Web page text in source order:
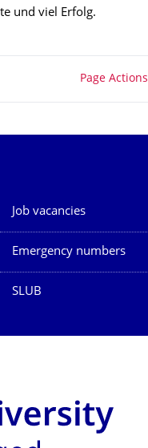
und viel Erfolg.
Page Actions
Job vacancies
Emergency numbers
SLUB